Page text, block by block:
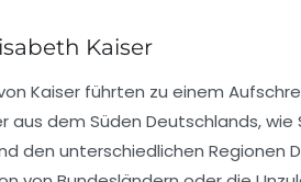
Kaiser
Kaiser führten zu einem
aus dem Süden Deutschlands, wie
den unterschiedlichen Regionen